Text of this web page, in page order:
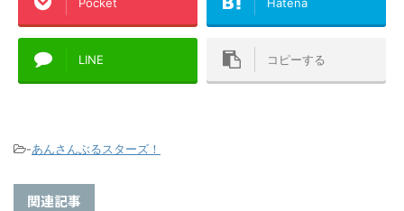
LINE コピーする
-あんさんぶるスターズ！
関連記事